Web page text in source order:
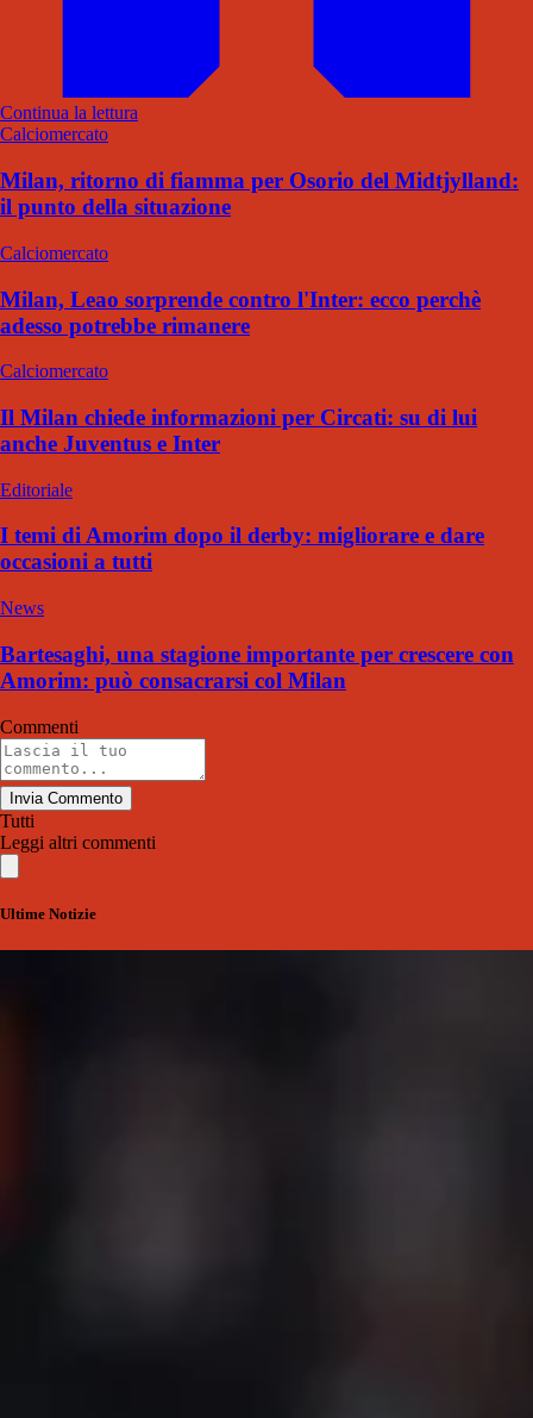
Continua la lettura
Calciomercato
Milan, ritorno di fiamma per Osorio del Midtjylland:
il punto della situazione
Calciomercato
Milan, Leao sorprende contro l'Inter: ecco perchè
adesso potrebbe rimanere
Calciomercato
Il Milan chiede informazioni per Circati: su di lui
anche Juventus e Inter
Editoriale
I temi di Amorim dopo il derby: migliorare e dare
occasioni a tutti
News
Bartesaghi, una stagione importante per crescere con
Amorim: può consacrarsi col Milan
Commenti
Invia Commento
Tutti
Leggi altri commenti
Ultime Notizie